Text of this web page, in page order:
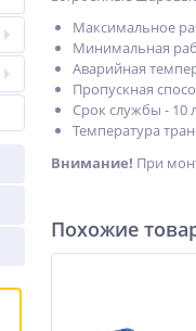
Максимальное
Минимальная
Аварийная
Пропускная
Срок службы - 10
Температура
Внимание! При
Похожие